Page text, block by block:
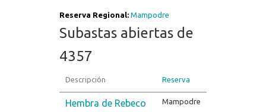
Reserva Regional: Mampodre
Subastas abiertas de
4357
Descripción Reserva
Hembra de Rebeco
Mampodre